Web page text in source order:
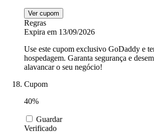
Ver cupom
Regras
Expira em 13/09/2026
Use este cupom exclusivo GoDaddy e
hospedagem. Garanta segurança e
alavancar o seu negócio!
Cupom
40%
Guardar
Verificado